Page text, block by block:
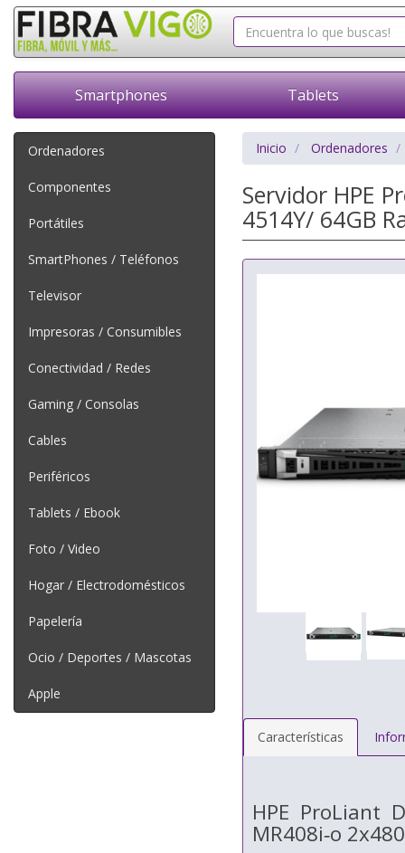
Smartphones Tablets
Ordenadores
Componentes
Portátiles
SmartPhones / Teléfonos
Televisor
Impresoras / Consumibles
Conectividad / Redes
Gaming / Consolas
Cables
Periféricos
Tablets / Ebook
Foto / Video
Hogar / Electrodomésticos
Papelería
Ocio / Deportes / Mascotas
Apple
Inicio Ordenadores
Servidor HPE
4514Y/ 64GB
Características
HPE ProLiant
MR408i‑o